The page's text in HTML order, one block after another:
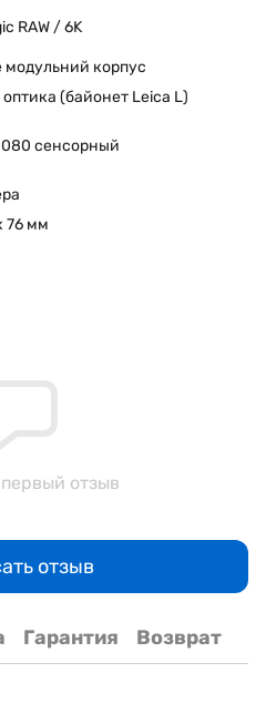
RAW / 6K
модульний корпус
(байонет Leica L)
сенсорный
76 мм
отзыв
отзыв
Гарантия Возврат